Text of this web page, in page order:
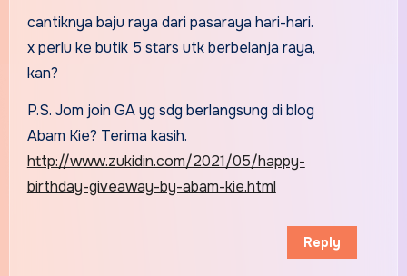
cantiknya baju raya dari pasaraya hari-hari.
x perlu ke butik 5 stars utk berbelanja raya,
kan?
P.S. Jom join GA yg sdg berlangsung di blog
Abam Kie? Terima kasih.
http://www.zukidin.com/2021/05/happy-
birthday-giveaway-by-abam-kie.html
Reply